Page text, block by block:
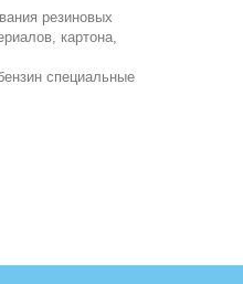
резиновых
картона,
специальные